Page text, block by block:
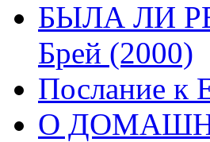
БЫЛА ЛИ
Брей (2000)
Послание к
О